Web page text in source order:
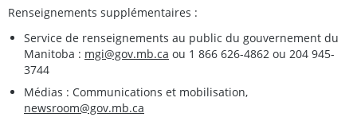
Renseignements supplémentaires :
Service de renseignements au public du gouvernement du
Manitoba : mgi@gov.mb.ca ou 1 866 626-4862 ou 204 945-
3744
Médias : Communications et mobilisation,
newsroom@gov.mb.ca